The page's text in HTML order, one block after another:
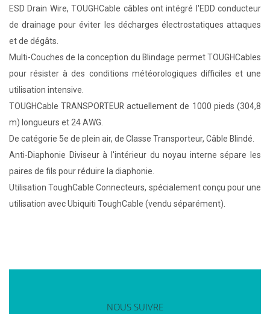
ESD Drain Wire, TOUGHCable câbles ont intégré l'EDD conducteur
de drainage pour éviter les décharges électrostatiques attaques
et de dégâts.
Multi-Couches de la conception du Blindage permet TOUGHCables
pour résister à des conditions météorologiques difficiles et une
utilisation intensive.
TOUGHCable TRANSPORTEUR actuellement de 1000 pieds (304,8
m) longueurs et 24 AWG.
De catégorie 5e de plein air, de Classe Transporteur, Câble Blindé.
Anti-Diaphonie Diviseur à l'intérieur du noyau interne sépare les
paires de fils pour réduire la diaphonie.
Utilisation ToughCable Connecteurs, spécialement conçu pour une
utilisation avec Ubiquiti ToughCable (vendu séparément).
NOUS SUIVRE